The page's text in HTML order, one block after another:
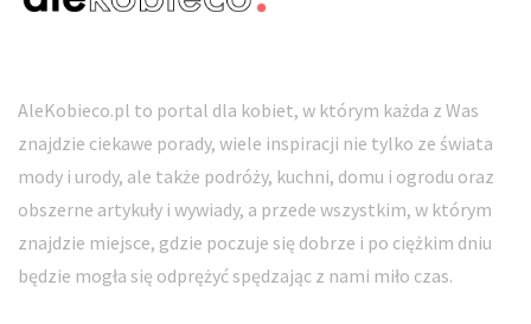
AleKobieco.pl to portal dla kobiet, w którym każda z Was
znajdzie ciekawe porady, wiele inspiracji nie tylko ze świata
mody i urody, ale także podróży, kuchni, domu i ogrodu oraz
obszerne artykuły i wywiady, a przede wszystkim, w którym
znajdzie miejsce, gdzie poczuje się dobrze i po ciężkim dniu
będzie mogła się odprężyć spędzając z nami miło czas.